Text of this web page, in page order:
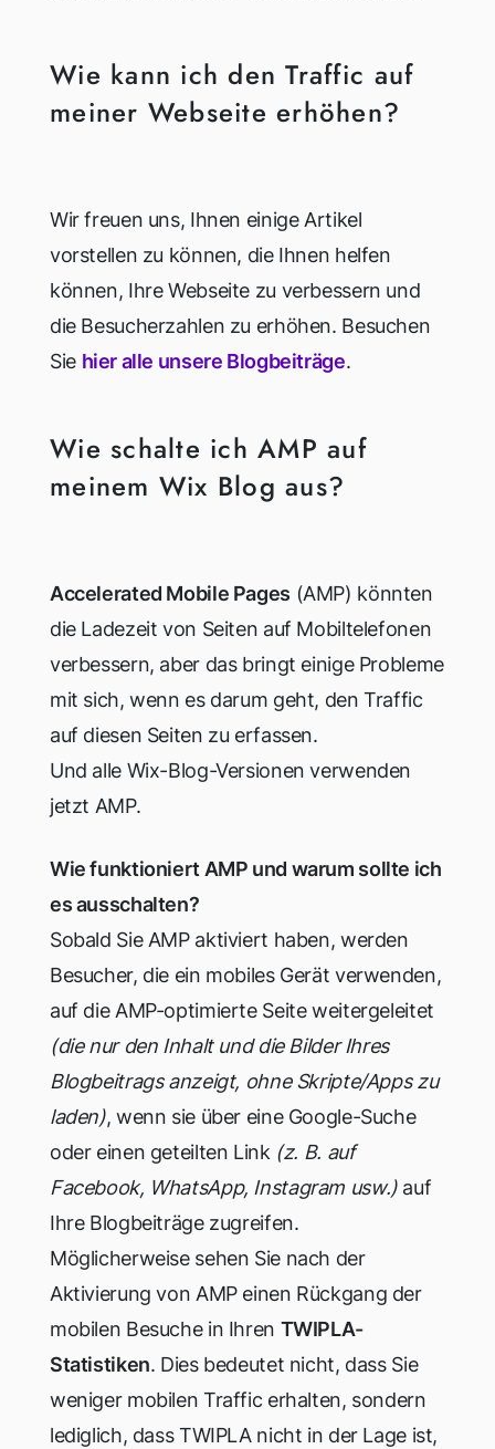
Wie kann ich den Traffic auf
meiner Webseite erhöhen?
Wir freuen uns, Ihnen einige Artikel
vorstellen zu können, die Ihnen helfen
können, Ihre Webseite zu verbessern und
die Besucherzahlen zu erhöhen. Besuchen
Sie hier alle unsere Blogbeiträge.
Wie schalte ich AMP auf
meinem Wix Blog aus?
Accelerated Mobile Pages (AMP) könnten
die Ladezeit von Seiten auf Mobiltelefonen
verbessern, aber das bringt einige Probleme
mit sich, wenn es darum geht, den Traffic
auf diesen Seiten zu erfassen.
Und alle Wix-Blog-Versionen verwenden
jetzt AMP.
Wie funktioniert AMP und warum sollte ich
es ausschalten?
Sobald Sie AMP aktiviert haben, werden
Besucher, die ein mobiles Gerät verwenden,
auf die AMP-optimierte Seite weitergeleitet
(die nur den Inhalt und die Bilder Ihres
Blogbeitrags anzeigt, ohne Skripte/Apps zu
laden), wenn sie über eine Google-Suche
oder einen geteilten Link (z. B. auf
Facebook, WhatsApp, Instagram usw.)auf
Ihre Blogbeiträge zugreifen.
Möglicherweise sehen Sie nach der
Aktivierung von AMP einen Rückgang der
mobilen Besuche in Ihren TWIPLA-
Statistiken. Dies bedeutet nicht, dass Sie
weniger mobilen Traffic erhalten, sondern
lediglich, dass TWIPLA nicht in der Lage ist,